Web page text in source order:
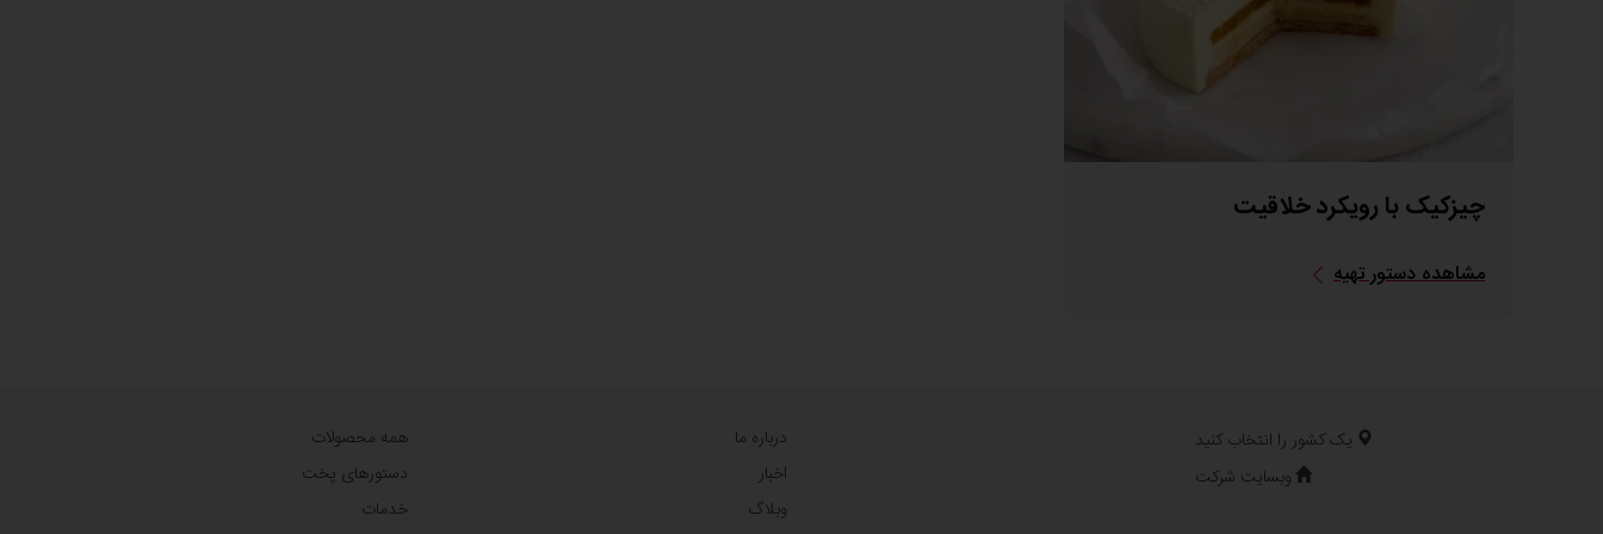
چیزکیک با رویکرد خلاقیت
مشاهده دستور تهیه
همه محصولات
دستورهای پخت
خدمات
درباره ما
اخبار
وبلاگ
یک کشور را انتخاب کنید
وبسایت شرکت